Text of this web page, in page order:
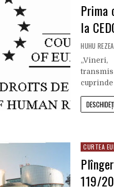
Prima
la
HUHU REZEA
CURTEA
119/